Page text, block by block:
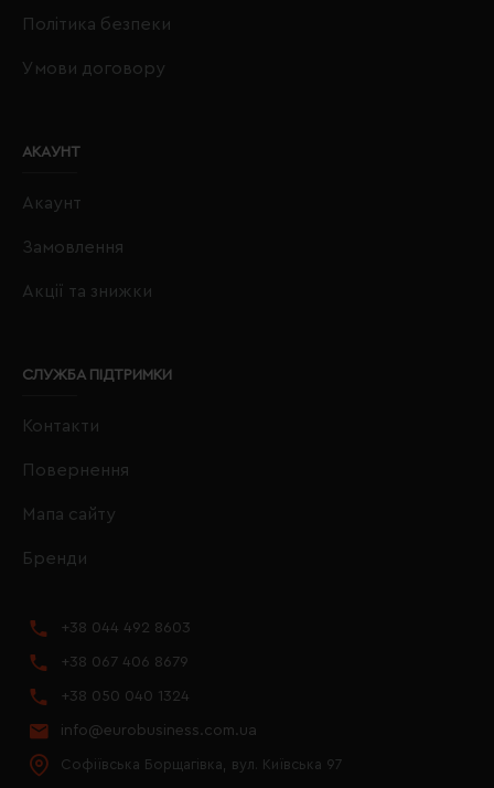
Політика безпеки
Умови договору
АКАУНТ
Акаунт
Замовлення
Акції та знижки
СЛУЖБА ПІДТРИМКИ
Контакти
Повернення
Мапа сайту
Бренди
+38 044 492 8603
+38 067 406 8679
+38 050 040 1324
info@eurobusiness.com.ua
Софіївська Борщагівка, вул. Київська 97